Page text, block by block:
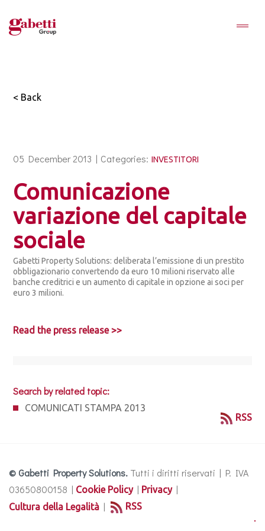
< Back
05 December 2013 | Categories: INVESTITORI
Comunicazione
variazione del capitale
sociale
Gabetti Property Solutions: deliberata l’emissione di un prestito
obbligazionario convertendo da euro 10 milioni riservato alle
banche creditrici e un aumento di capitale in opzione ai soci per
euro 3 milioni.
Read the press release >>
Search by related topic:
COMUNICATI STAMPA 2013
RSS
© Gabetti Property Solutions. Tutti i diritti riservati | P. IVA
03650800158 | Cookie Policy| Privacy|
Cultura della Legalità | RSS